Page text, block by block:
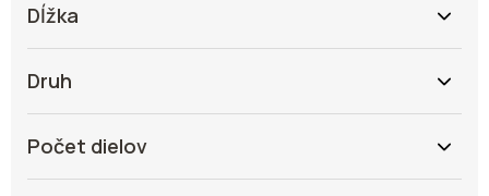
Dĺžka
Druh
Počet dielov